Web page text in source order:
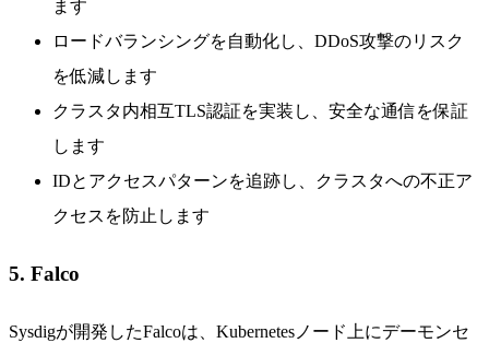
ます
ロードバランシングを自動化し、DDoS攻撃のリスク
を低減します
クラスタ内相互TLS認証を実装し、安全な通信を保証
します
IDとアクセスパターンを追跡し、クラスタへの不正ア
クセスを防止します
5. Falco
Sysdigが開発したFalcoは、Kubernetesノード上にデーモンセ